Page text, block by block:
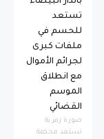
تستعد
للحسم في
ملفات كبرى
لجرائم الأموال
مع انطلاق
الموسم
القضائي
صورة رمزية ​
تستعد محكمة